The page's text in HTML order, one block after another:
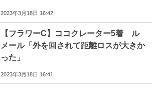
2023年3月18日 16:42
【フラワーC】ココクレーター5着 ル
メール「外を回されて距離ロスが大きか
った」
2023年3月18日 16:41